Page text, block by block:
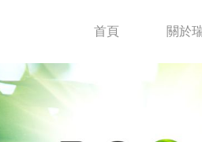
首頁 關於